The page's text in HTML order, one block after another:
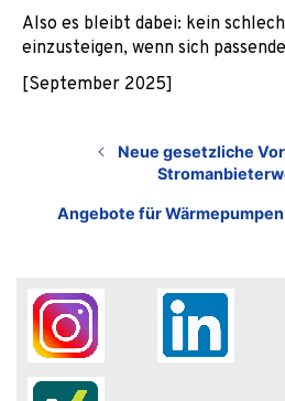
Also es bleibt dabei: kein
einzusteigen, wenn sich
[September 2025]
Neue gesetzliche
Angebote für